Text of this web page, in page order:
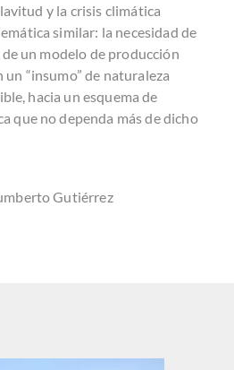
y la crisis climática
similar: la necesidad de
un modelo de producción
“insumo” de naturaleza
hacia un esquema de
que no dependa más de dicho
Gutiérrez